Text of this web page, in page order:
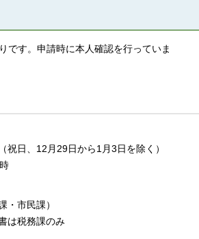
です。申請時に本人確認を行っていま
祝日、12月29日から1月3日を除く）
・市民課）
は税務課のみ